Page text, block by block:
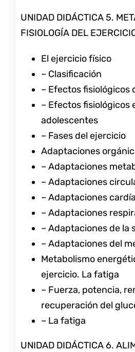
UNIDAD DIDÁCTICA 5.
FISIOLOGÍA DEL
El ejercicio físico
– Clasificación
– Efectos fisiológicos
– Efectos fisiológicos
adolescentes
– Fases del ejercicio
Adaptaciones
– Adaptaciones
– Adaptaciones
– Adaptaciones
– Adaptaciones
– Adaptaciones de la
– Adaptaciones del
Metabolismo
ejercicio. La fatiga
– Fuerza, potencia,
recuperación del
– La fatiga
UNIDAD DIDÁCTICA 6.